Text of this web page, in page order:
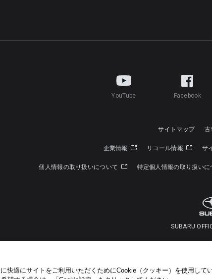
YouTube Facebook
サイトマップ 古
企業情報 リコール情報 サ
個人情報の取り扱いについて 特定個人情報の取り扱いに
SUBARU
快適にサイトをご利用いただくためにCookie（クッキー）を使用して